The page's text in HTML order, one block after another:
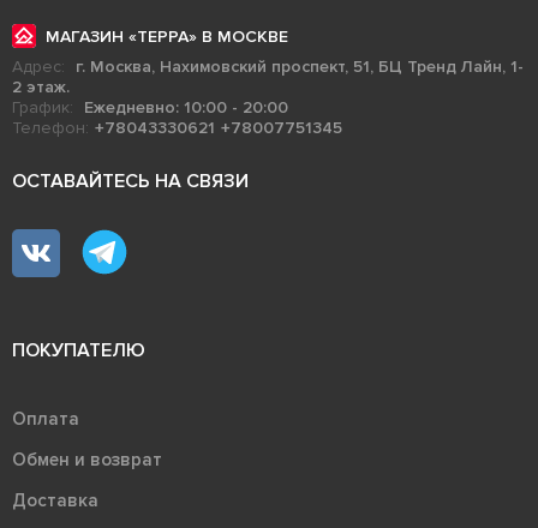
МАГАЗИН «ТЕРРА» В МОСКВЕ
Адрес:
г. Москва, Нахимовский проспект, 51, БЦ Тренд Лайн, 1-
2 этаж.
График:
Ежедневно: 10:00 - 20:00
Телефон: +78043330621 +78007751345
ОСТАВАЙТЕСЬ НА СВЯЗИ
ПОКУПАТЕЛЮ
Оплата
Обмен и возврат
Доставка